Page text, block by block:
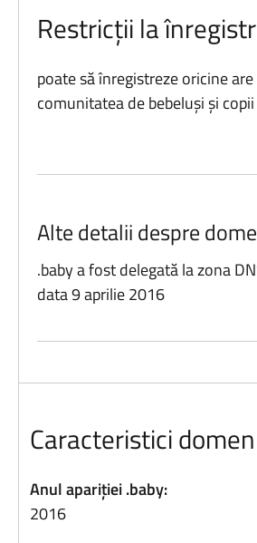
Restricții la
poate să înregistreze oricine
comunitatea de bebeluși și copii
Alte detalii despre
.baby a fost delegată la zona
data 9 aprilie 2016
Caracteristici
Anul apariției .baby:
2016